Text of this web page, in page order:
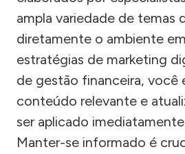
ampla variedade de temas
diretamente o ambiente
estratégias de marketing
de gestão financeira, você
conteúdo relevante e
ser aplicado
Manter-se informado é